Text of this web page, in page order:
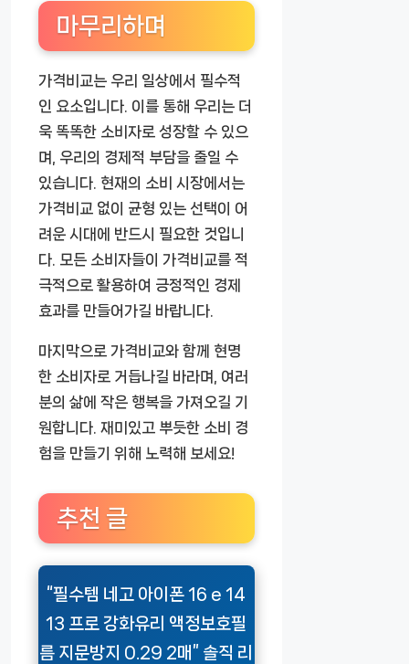
마무리하며
가격비교는 우리 일상에서 필수적
인 요소입니다. 이를 통해 우리는 더
욱 똑똑한 소비자로 성장할 수 있으
며, 우리의 경제적 부담을 줄일 수
있습니다. 현재의 소비 시장에서는
가격비교 없이 균형 있는 선택이 어
려운 시대에 반드시 필요한 것입니
다. 모든 소비자들이 가격비교를 적
극적으로 활용하여 긍정적인 경제
효과를 만들어가길 바랍니다.
마지막으로 가격비교와 함께 현명
한 소비자로 거듭나길 바라며, 여러
분의 삶에 작은 행복을 가져오길 기
원합니다. 재미있고 뿌듯한 소비 경
험을 만들기 위해 노력해 보세요!
추천 글
“필수템 네고 아이폰 16 e 14
13 프로 강화유리 액정보호필
름 지문방지 0.29 2매” 솔직 리